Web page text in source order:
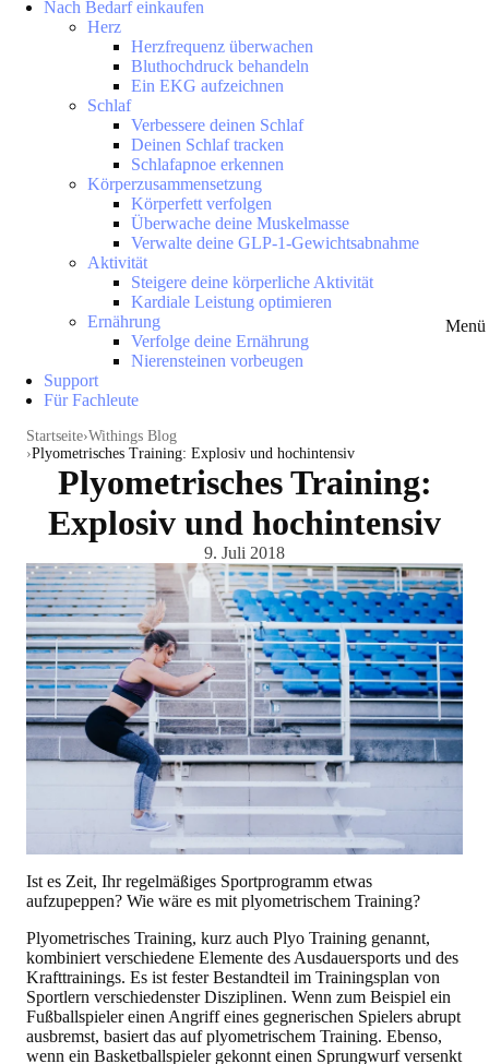
Menü
Nach Bedarf einkaufen
Herz
Herzfrequenz überwachen
Bluthochdruck behandeln
Ein EKG aufzeichnen
Schlaf
Verbessere deinen Schlaf
Deinen Schlaf tracken
Schlafapnoe erkennen
Körperzusammensetzung
Körperfett verfolgen
Überwache deine Muskelmasse
Verwalte deine GLP-1-Gewichtsabnahme
Aktivität
Steigere deine körperliche Aktivität
Kardiale Leistung optimieren
Ernährung
Verfolge deine Ernährung
Nierensteinen vorbeugen
Support
Für Fachleute
Startseite Withings Blog
Plyometrisches Training: Explosiv und hochintensiv
Plyometrisches Training:
Explosiv und hochintensiv
9. Juli 2018
Ist es Zeit, Ihr regelmäßiges Sportprogramm etwas
aufzupeppen? Wie wäre es mit plyometrischem Training?
Plyometrisches Training, kurz auch Plyo Training genannt,
kombiniert verschiedene Elemente des Ausdauersports und des
Krafttrainings. Es ist fester Bestandteil im Trainingsplan von
Sportlern verschiedenster Disziplinen. Wenn zum Beispiel ein
Fußballspieler einen Angriff eines gegnerischen Spielers abrupt
ausbremst, basiert das auf plyometrischem Training. Ebenso,
wenn ein Basketballspieler gekonnt einen Sprungwurf versenkt